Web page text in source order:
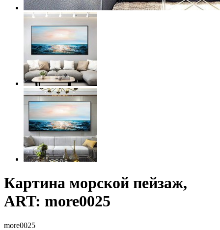
Картина морской пейзаж,
ART: more0025
more0025